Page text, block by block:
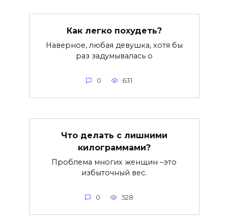
Как легко похудеть?
Наверное, любая девушка, хотя бы
раз задумывалась о
0 631
Что делать с лишними
килограммами?
Проблема многих женщин –это
избыточный вес.
0 528